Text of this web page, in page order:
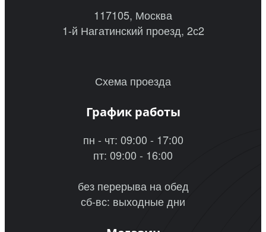
117105, Москва
1-й Нагатинский проезд, 2с2
Схема проезда
График работы
пн - чт: 09:00 - 17:00
пт: 09:00 - 16:00
без перерыва на обед
сб-вс: выходные дни